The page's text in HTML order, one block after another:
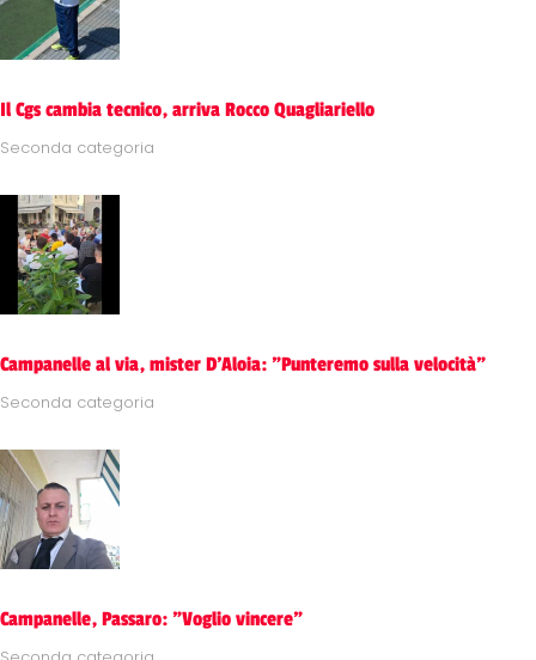
Il Cgs cambia tecnico, arriva Rocco Quagliariello
Seconda categoria
Campanelle al via, mister D'Aloia: "Punteremo sulla velocità"
Seconda categoria
Campanelle, Passaro: "Voglio vincere"